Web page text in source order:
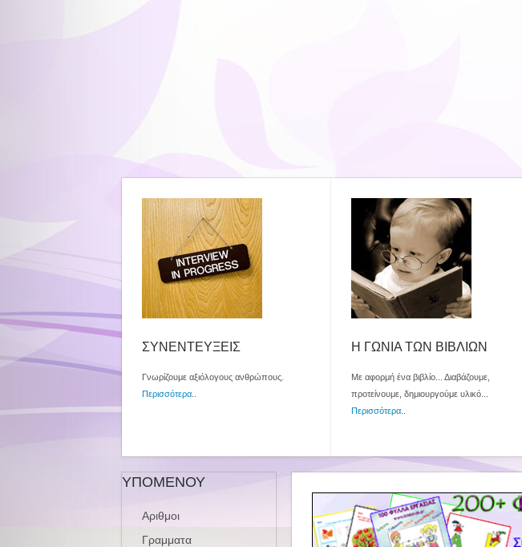
ΣΥΝΕΝΤΕΥΞΕΙΣ
Γνωρίζουμε αξιόλογους ανθρώπους.
Περισσότερα
Η ΓΩΝΙΑ ΤΩΝ ΒΙΒΛΙΩΝ
Με αφορμή ένα βιβλίο... Διαβάζουμε,
προτείνουμε, δημιουργούμε υλικό...
Περισσότερα
ΥΠΟΜΕΝΟΥ
Αριθμοι
Γραμματα